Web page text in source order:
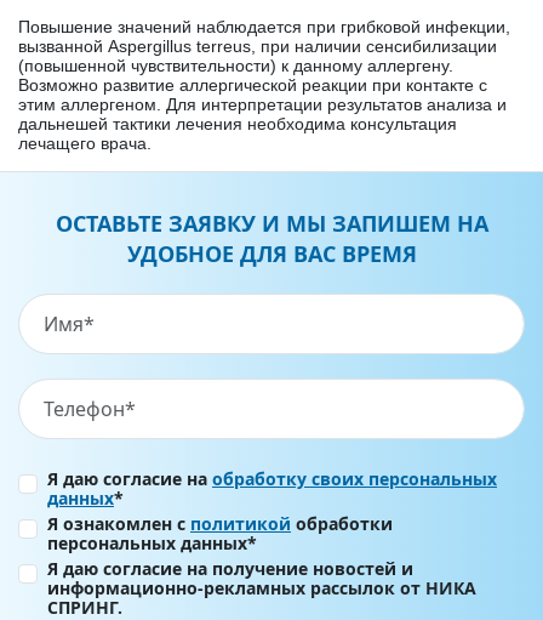
Повышение значений наблюдается при грибковой инфекции,
вызванной Aspergillus terreus, при наличии сенсибилизации
(повышенной чувствительности) к данному аллергену.
Возможно развитие аллергической реакции при контакте с
этим аллергеном. Для интерпретации результатов анализа и
дальнешей тактики лечения необходима консультация
лечащего врача.
ОСТАВЬТЕ ЗАЯВКУ И МЫ ЗАПИШЕМ НА
УДОБНОЕ ДЛЯ ВАС ВРЕМЯ
Я даю согласие на обработку своих персональных
данных*
Я ознакомлен с политикой обработки
персональных данных*
Я даю согласие на получение новостей и
информационно-рекламных рассылок от НИКА
СПРИНГ.